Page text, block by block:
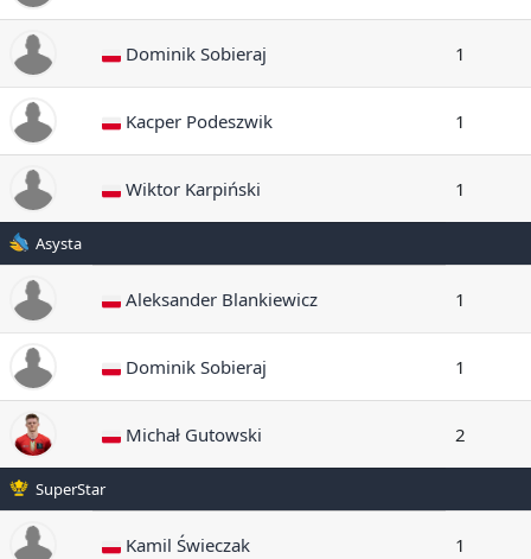
Dominik Sobieraj 1
Kacper Podeszwik 1
Wiktor Karpiński 1
Asysta
Aleksander Blankiewicz 1
Dominik Sobieraj 1
Michał Gutowski 2
SuperStar
Kamil Świeczak 1